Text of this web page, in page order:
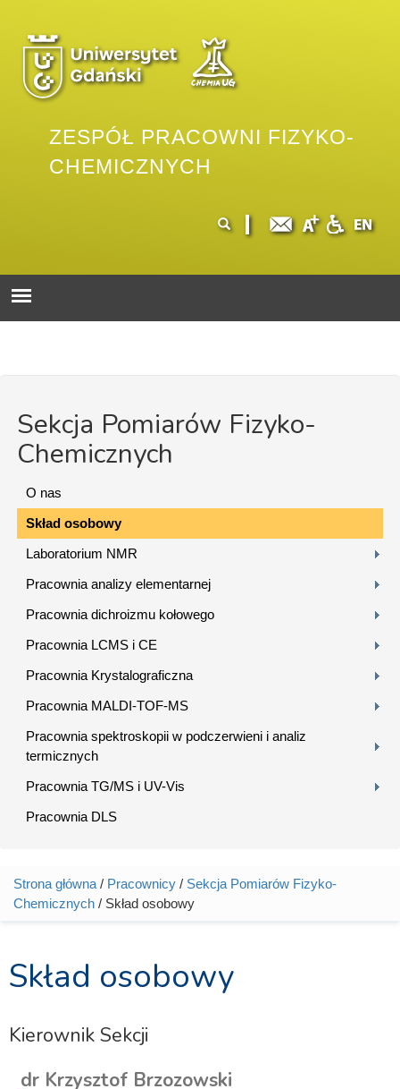
ZESPÓŁ PRACOWNI FIZYKO-
CHEMICZNYCH
wyszukiwania
Sekcja Pomiarów Fizyko-
Chemicznych
O nas
Skład osobowy
Laboratorium NMR
Pracownia analizy elementarnej
Pracownia dichroizmu kołowego
Pracownia LCMS i CE
Pracownia Krystalograficzna
Pracownia MALDI-TOF-MS
Pracownia spektroskopii w podczerwieni i analiz
termicznych
Pracownia TG/MS i UV-Vis
Pracownia DLS
Jesteś tutaj
Strona główna / Pracownicy / Sekcja Pomiarów Fizyko-
Chemicznych / Skład osobowy
Skład osobowy
Kierownik Sekcji
dr Krzysztof Brzozowski